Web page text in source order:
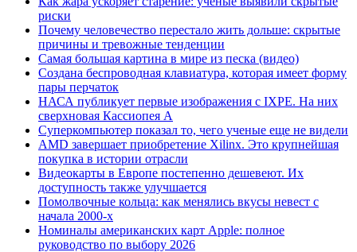
риски
Почему человечество перестало жить дольше: скрытые
причины и тревожные тенденции
Самая большая картина в мире из песка (видео)
Создана беспроводная клавиатура, которая имеет форму
пары перчаток
НАСА публикует первые изображения с IXPE. На них
сверхновая Кассиопея А
Суперкомпьютер показал то, чего ученые еще не видели
AMD завершает приобретение Xilinx. Это крупнейшая
покупка в истории отрасли
Видеокарты в Европе постепенно дешевеют. Их
доступность также улучшается
Помолвочные кольца: как менялись вкусы невест с
начала 2000-х
Номиналы американских карт Apple: полное
руководство по выбору 2026